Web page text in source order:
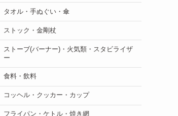
タオル・手ぬぐい・傘
ストック・金剛杖
ストーブ(バーナー)・火気類・スタビライザ
ー
食料・飲料
コッヘル・クッカー・カップ
フライパン・ケトル・焼き網